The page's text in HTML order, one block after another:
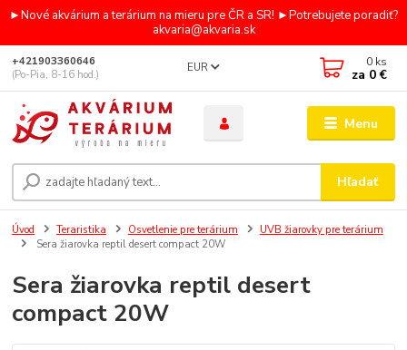
►Nové akvárium a terárium na mieru pre ČR a SR! ►Potrebujete poradiť?
akvaria@akvaria.sk
Menu
EUR
Hľadať
+421903360646
(Po-Pia, 8-16 hod.)
0 ks
za 0 €
Úvod Teraristika Osvetlenie pre terárium
UVB žiarovky pre terárium
Sera žiarovka reptil desert compact 20W
Sera žiarovka reptil desert
compact 20W